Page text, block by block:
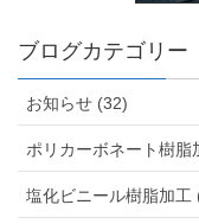
ブログカテゴリー
お知らせ (32)
ポリカーボネート樹脂
塩化ビニール樹脂加工